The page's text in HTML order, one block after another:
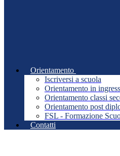
Orientamento
Iscriversi a scuola
Orientamento in
Orientamento classi
Orientamento post
FSL - Formazione
Contatti